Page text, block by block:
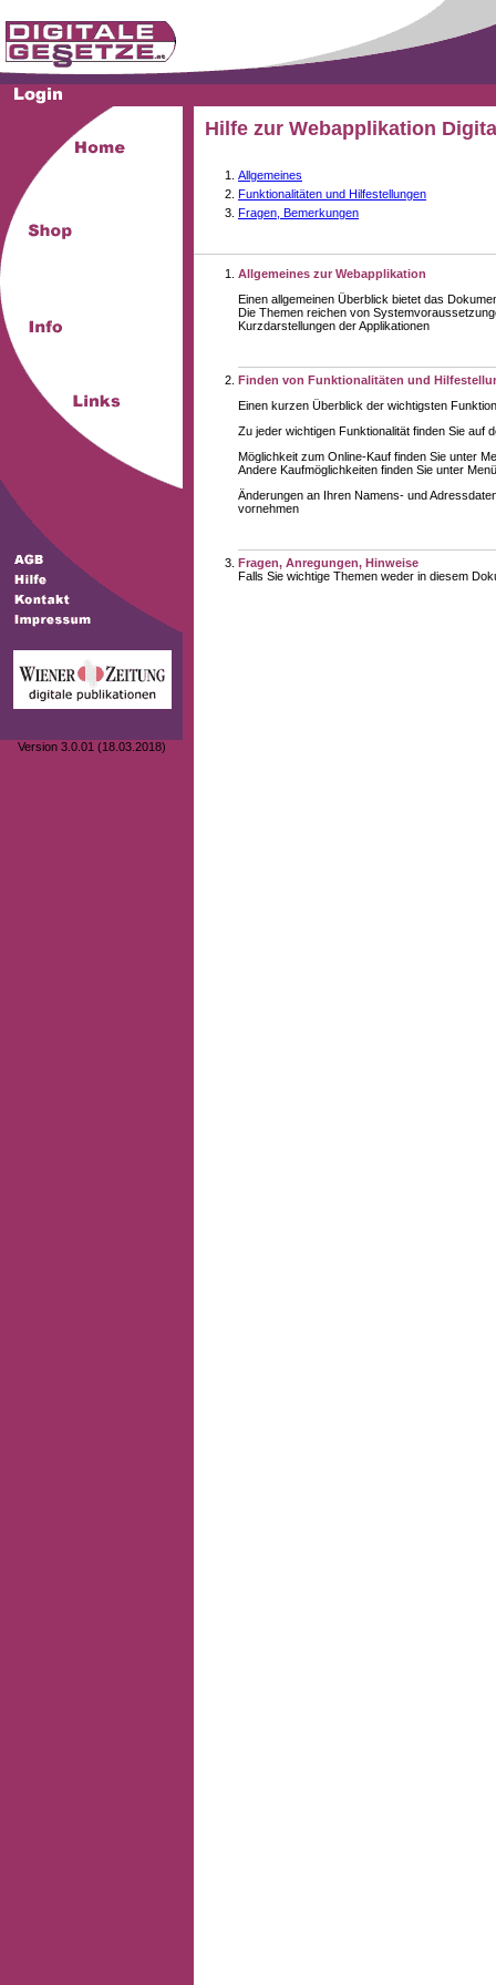
Version 3.0.01 (18.03.2018)
Hilfe zur Webapplikation
Allgemeines
Funktionalitäten und Hilfestellungen
Fragen, Bemerkungen
Allgemeines zur Webapplikation
Einen allgemeinen Überblick bietet das
Die Themen reichen von
Kurzdarstellungen der Applikationen
Finden von Funktionalitäten und
Einen kurzen Überblick der wichtigsten
Zu jeder wichtigen Funktionalität finden Sie auf
Möglichkeit zum Online-Kauf finden Sie unter
Andere Kaufmöglichkeiten finden Sie unter
Änderungen an Ihren Namens- und
vornehmen
Fragen, Anregungen, Hinweise
Falls Sie wichtige Themen weder in diesem